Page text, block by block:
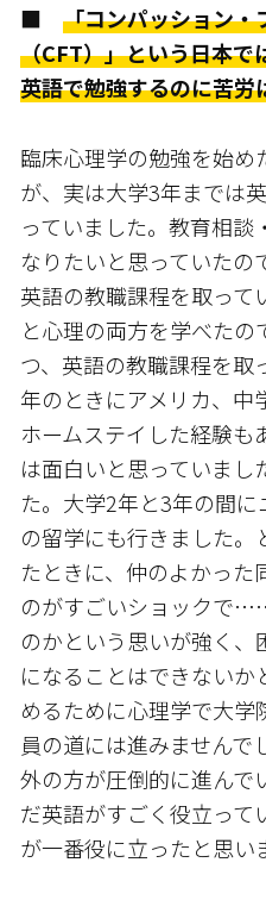
■ 「コンパッション・
（CFT）」という日本で
英語で勉強するのに苦労
臨床心理学の勉強を始
が、実は大学3年までは
っていました。教育相談
なりたいと思っていたの
英語の教職課程を取って
と心理の両方を学べた
つ、英語の教職課程を取
年のときにアメリカ、中
ホームステイした経験も
は面白いと思っていまし
た。大学2年と3年の間
の留学にも行きました
たときに、仲のよかった
のがすごいショックで
のかという思いが強く、
になることはできないか
めるために心理学で大
員の道には進みません
外の方が圧倒的に進んで
だ英語がすごく役立って
が一番役に立ったと思い